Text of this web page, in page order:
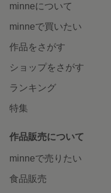
minneについて
minneで買いたい
作品をさがす
ショップをさがす
ランキング
特集
作品販売について
minneで売りたい
食品販売